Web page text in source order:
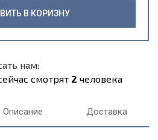
В КОРИЗНУ
нам:
смотрят 2 человека
Описание Доставка